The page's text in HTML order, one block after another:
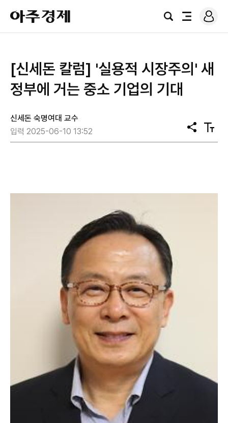
아
주
경
검
전
로
그
[신세돈 칼럼] '실용적 시장주의' 새
정부에 거는 중소 기업의 기대
신세돈 숙명여대 교수
입력 2025-06-10 13:52
공
유
텍
스